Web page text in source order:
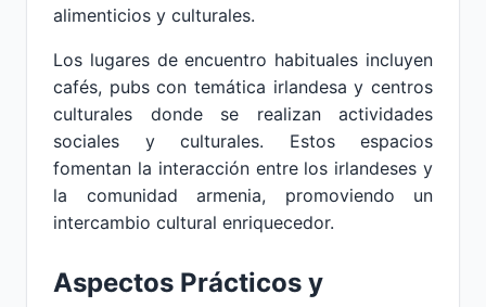
alimenticios y culturales.
Los lugares de encuentro habituales incluyen
cafés, pubs con temática irlandesa y centros
culturales donde se realizan actividades
sociales y culturales. Estos espacios
fomentan la interacción entre los irlandeses y
la comunidad armenia, promoviendo un
intercambio cultural enriquecedor.
Aspectos Prácticos y